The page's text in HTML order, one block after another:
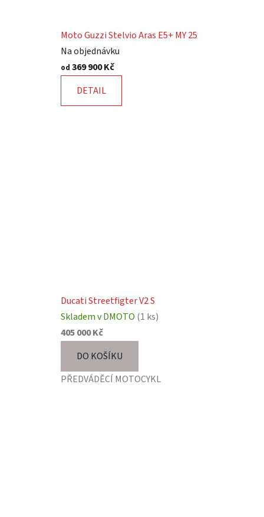
Moto Guzzi Stelvio Aras E5+ MY 25
Na objednávku
od 369 900 Kč
DETAIL
Ducati Streetfigter V2 S
Skladem v DMOTO (1 ks)
405 000 Kč
DO KOŠÍKU
PŘEDVÁDĚCÍ MOTOCYKL